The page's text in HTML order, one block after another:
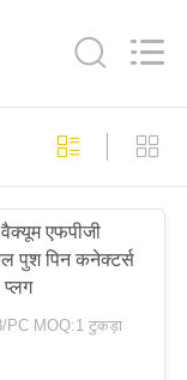
163
एफपीजी
पुश पिन कनेक्टर्स
प्लग
PC MOQ:1 टुकड़ा